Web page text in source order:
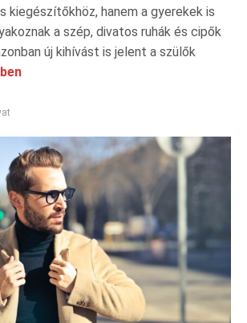
kiegészítőkhöz, hanem a gyerekek is
a szép, divatos ruhák és cipők
új kihívást is jelent a szülők